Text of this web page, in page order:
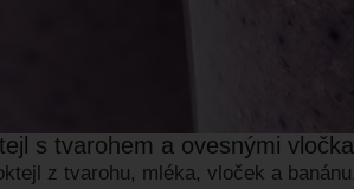
s tvarohem a ovesnými
z tvarohu, mléka, vloček a